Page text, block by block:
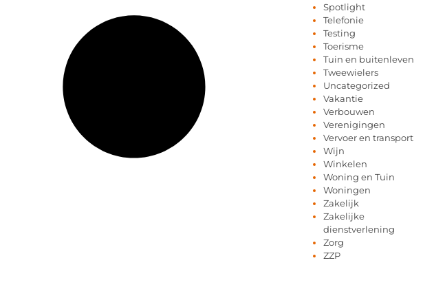
Spotlight
Telefonie
Testing
Toerisme
Tuin en buitenleven
Tweewielers
Uncategorized
Vakantie
Verbouwen
Verenigingen
Vervoer en transport
Wijn
Winkelen
Woning en Tuin
Woningen
Zakelijk
Zakelijke
dienstverlening
Zorg
ZZP